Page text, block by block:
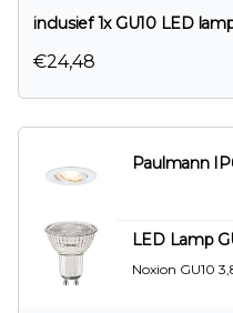
inclusief 1x GU10 LED
€24,48
Paulmann
LED Lamp
Noxion GU10